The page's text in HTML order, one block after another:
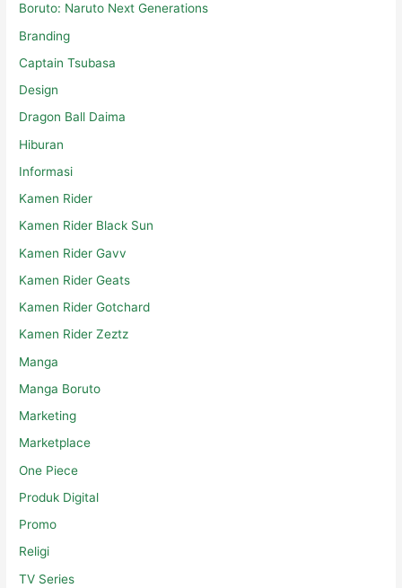
Boruto: Naruto Next Generations
Branding
Captain Tsubasa
Design
Dragon Ball Daima
Hiburan
Informasi
Kamen Rider
Kamen Rider Black Sun
Kamen Rider Gavv
Kamen Rider Geats
Kamen Rider Gotchard
Kamen Rider Zeztz
Manga
Manga Boruto
Marketing
Marketplace
One Piece
Produk Digital
Promo
Religi
TV Series